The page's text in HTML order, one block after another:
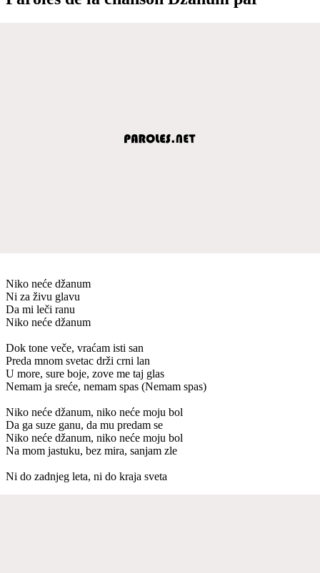
Niko neće džanum
Ni za živu glavu
Da mi leči ranu
Niko neće džanum
Dok tone veče, vraćam isti san
Preda mnom svetac drži crni lan
U more, sure boje, zove me taj glas
Nemam ja sreće, nemam spas (Nemam spas)
Niko neće džanum, niko neće moju bol
Da ga suze ganu, da mu predam se
Niko neće džanum, niko neće moju bol
Na mom jastuku, bez mira, sanjam zle
Ni do zadnjeg leta, ni do kraja sveta